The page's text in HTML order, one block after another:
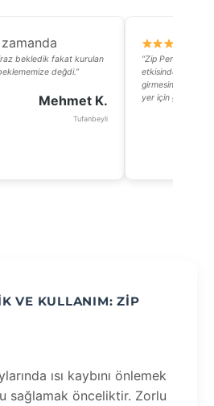
zamanda
bekledik fakat kurulan
değdi.”
Mehmet K.
Tufanbeyli
“Zip Perdeler
etkisinden
girmesini
yer için
VE KULLANIM: ZIP
ısı kaybını önlemek
sağlamak önceliktir. Zorlu